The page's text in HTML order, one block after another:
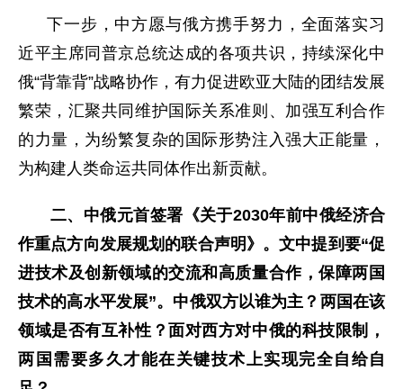
下一步，中方愿与俄方携手努力，全面落实习
近平主席同普京总统达成的各项共识，持续深化中
俄“背靠背”战略协作，有力促进欧亚大陆的团结发展
繁荣，汇聚共同维护国际关系准则、加强互利合作
的力量，为纷繁复杂的国际形势注入强大正能量，
为构建人类命运共同体作出新贡献。
二、中俄元首签署《关于2030年前中俄经济合
作重点方向发展规划的联合声明》。文中提到要“促
进技术及创新领域的交流和高质量合作，保障两国
技术的高水平发展”。中俄双方以谁为主？两国在该
领域是否有互补性？面对西方对中俄的科技限制，
两国需要多久才能在关键技术上实现完全自给自